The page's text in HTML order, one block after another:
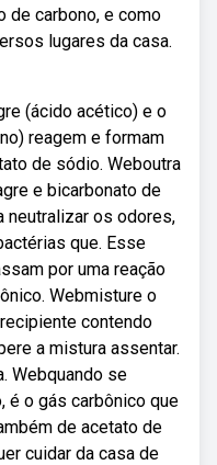
de carbono, e como
lugares da casa.
(ácido acético) e o
reagem e formam
de sódio. Weboutra
e bicarbonato de
neutralizar os odores,
que. Esse
por uma reação
Webmisture o
contendo
a mistura assentar.
Webquando se
é o gás carbônico que
de acetato de
cuidar da casa de